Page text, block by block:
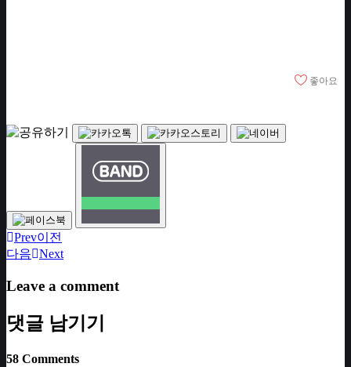
좋아요
Prev이전
다음
Next
Leave a comment
댓글 남기기
58 Comments